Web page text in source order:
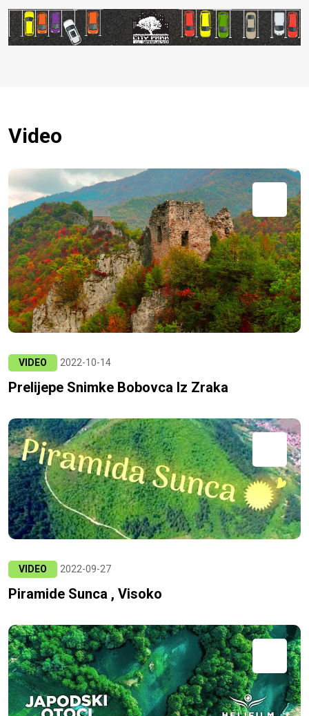
Video
VIDEO 2022-10-14
Prelijepe Snimke Bobovca Iz Zraka
VIDEO 2022-09-27
Piramide Sunca , Visoko